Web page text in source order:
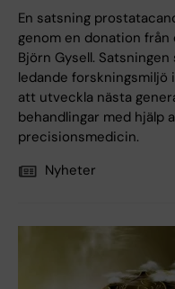
En satsning
genom en donation
Björn Gysell.
ledande
att utveckla nästa
behandlingar med hjälp
precisionsmedicin.
Nyheter